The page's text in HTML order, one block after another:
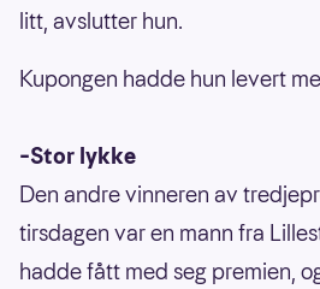
litt, avslutter hun.
Kupongen hadde hun levert
–Stor lykke
Den andre vinneren av
tirsdagen var en mann fra
hadde fått med seg premien,